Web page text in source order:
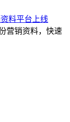
料平台上线
营销资料，快速